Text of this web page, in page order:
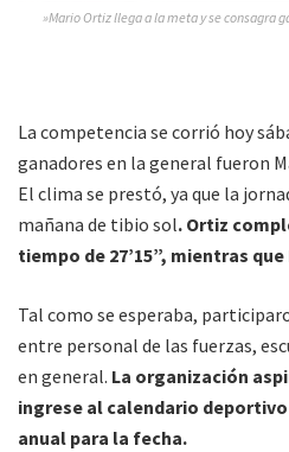
»Mario Ortiz llega a la meta y se consagra
La competencia se corrió hoy
ganadores en la general fueron
El clima se prestó, ya que la
mañana de tibio sol. Ortiz
tiempo de 27’15”, mientras
Tal como se esperaba,
entre personal de las fuerzas,
en general. La organización
ingrese al calendario
anual para la fecha.